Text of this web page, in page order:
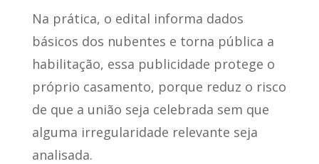
Na prática, o edital informa dados
básicos dos nubentes e torna pública a
habilitação, essa publicidade protege o
próprio casamento, porque reduz o risco
de que a união seja celebrada sem que
alguma irregularidade relevante seja
analisada.